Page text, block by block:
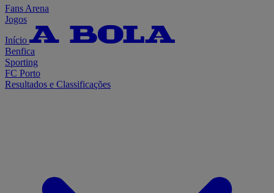
Fans Arena
Jogos
Início
Benfica
Sporting
FC Porto
Resultados e Classificações